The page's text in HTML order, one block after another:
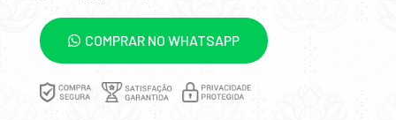
COMPRAR NO WHATSAPP